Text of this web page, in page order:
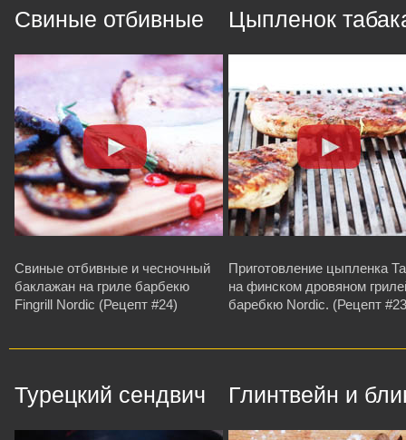
Свиные отбивные
Свиные отбивные и чесночный
баклажан на гриле барбекю
Fingrill Nordic (Рецепт #24)
Цыпленок
Приготовление цыпленка
на финском дровяном
баребкю Nordic. (Рецепт
Турецкий сендвич Глинтвейн и